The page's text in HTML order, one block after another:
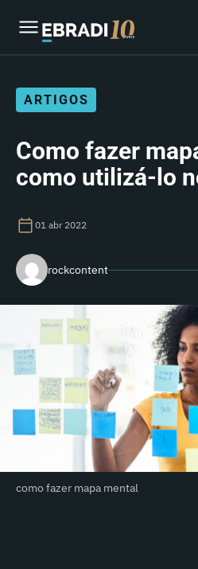
ARTIGOS
Como fazer
como utilizá-lo
01 abr 2022
rockcontent
como fazer mapa mental